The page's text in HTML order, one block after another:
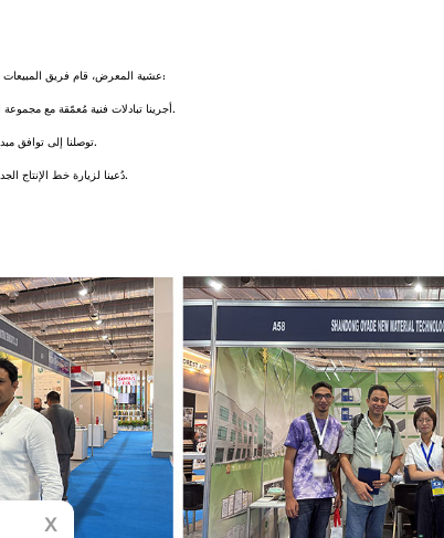
X
عشية المعرض، قام فريق المبيعات الخارجية لدينا برحلة خاصة لزيارة عملائنا الرئيسيين في مصر والدول المجاورة:
• أجرينا تبادلات فنية مُعمّقة مع مجموعة البناء المعروفة في القاهرة، وقدّمنا حلولاً مُخصصة لاحتياجات مشاريعها الجديدة.
• توصلنا إلى توافق مبدئي مع شركاء مصر الدائمين بشأن اتفاقية التوريد لعام 2026.
• دُعينا لزيارة خط الإنتاج الجديد لشركة تصنيع الأبواب والنوافذ في الدمام، وناقشنا حلول التحسين.